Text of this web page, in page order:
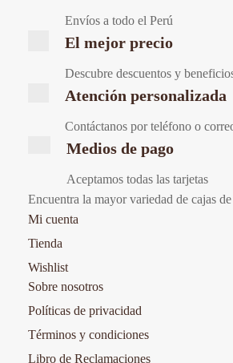
Envíos a todo el Perú
El mejor precio
Descubre descuentos y
Atención personalizada
Contáctanos por teléfono o
Medios de pago
Aceptamos todas las tarjetas
Encuentra la mayor variedad de cajas
Mi cuenta
Tienda
Wishlist
Sobre nosotros
Políticas de privacidad
Términos y condiciones
Libro de Reclamaciones